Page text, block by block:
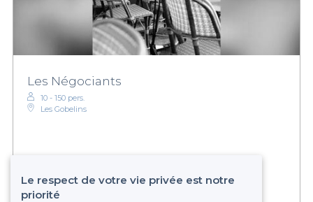
Les Négociants
10 - 150 pers.
Les Gobelins
Le respect de votre vie privée est notre
priorité